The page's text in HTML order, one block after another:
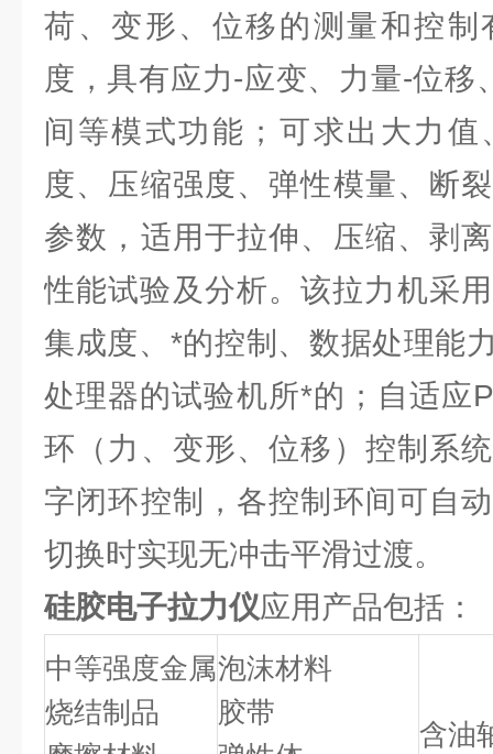
荷、变形、位移的测量和控制
度，具有应力-应变、力量-位移
间等模式功能；可求出大力
度、压缩强度、弹性模量、断
参数，适用于拉伸、压缩、剥
性能试验及分析。该拉力机采
集成度、*的控制、数据处理能
处理器的试验机所*的；自适应
环（力、变形、位移）控制系
字闭环控制，各控制环间可自
切换时实现无冲击平滑过渡。
硅胶电子拉力仪应用产品包括：
中等强度金属
烧结制品
泡沫材料
胶带
含油